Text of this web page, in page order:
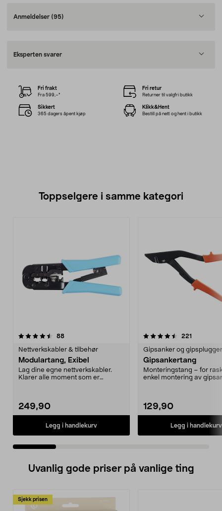
Anmeldelser (95)
Eksperten svarer
Fri frakt
Fra 599,–*
Fri retur
Returner til valgfri butikk
Sikkert
365 dagers åpent kjøp
Klikk&Hent
Bestill på nett og hent i butikk
Toppselgere i samme kategori
88anmeldelser
Nettverkskabler & tilbehør
Modulartang, Exibel
Lag dine egne nettverkskabler.
Klarer alle moment som er
249,90
Legg i handlekurv
4.5 av 5 stjerner 221
Gipsanker og gipsplugger
Gipsankertang
Monteringstang – for
enkel montering av
129,90
Legg i handlekurv
4.5 av 5 stjerner
Uvanlig gode priser på vanlige ting
Sjekk prisen